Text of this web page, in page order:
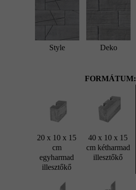
Style Deko
FORMÁTUM:
20 x 10 x 15
cm
egyharmad
illesztőkő
40 x 10 x 15
cm kétharmad
illesztőkő